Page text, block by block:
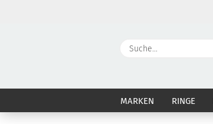
MARKEN RINGE